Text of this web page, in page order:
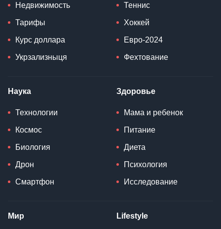
Недвижимость
Тарифы
Курс доллара
Укрзализныця
Теннис
Хоккей
Евро-2024
Фехтование
Наука
Технологии
Космос
Биология
Дрон
Смартфон
Здоровье
Мама и ребенок
Питание
Диета
Психология
Исследование
Мир Lifestyle